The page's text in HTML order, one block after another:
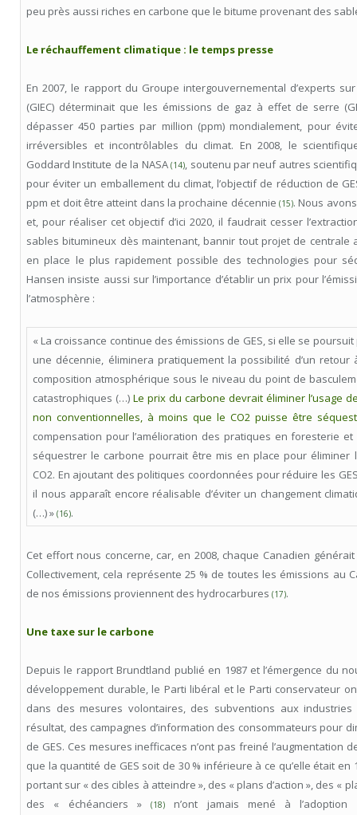
peu près aussi riches en carbone que le bitume provenant des
Le réchauffement climatique : le temps presse
En 2007, le rapport du Groupe intergouvernemental d’experts
(GIEC) déterminait que les émissions de gaz à effet de serre
dépasser 450 parties par million (ppm) mondialement, pour
irréversibles et incontrôlables du climat. En 2008, le
Goddard Institute de la NASA(14), soutenu par neuf autres
pour éviter un emballement du climat, l’objectif de réduction de
ppm et doit être atteint dans la prochaine décennie (15). Nous
et, pour réaliser cet objectif d’ici 2020, il faudrait cesser
sables bitumineux dès maintenant, bannir tout projet de centrale
en place le plus rapidement possible des technologies pour
Hansen insiste aussi sur l’importance d’établir un prix pour
l’atmosphère :
« La croissance continue des émissions de GES, si elle se
une décennie, éliminera pratiquement la possibilité d’un
composition atmosphérique sous le niveau du point de
catastrophiques (…) Le prix du carbone devrait éliminer l’usage
non conventionnelles, à moins que le CO2 puisse être
compensation pour l’amélioration des pratiques en foresterie
séquestrer le carbone pourrait être mis en place pour éliminer
CO2. En ajoutant des politiques coordonnées pour réduire les
il nous apparaît encore réalisable d’éviter un changement
(…) » (16).
Cet effort nous concerne, car, en 2008, chaque Canadien
Collectivement, cela représente 25 % de toutes les émissions au
de nos émissions proviennent des hydrocarbures (17).
Une taxe sur le carbone
Depuis le rapport Brundtland publié en 1987 et l’émergence du
développement durable, le Parti libéral et le Parti conservateur
dans des mesures volontaires, des subventions aux
résultat, des campagnes d’information des consommateurs pour
de GES. Ces mesures inefficaces n’ont pas freiné l’augmentation
que la quantité de GES soit de 30 % inférieure à ce qu’elle était en
portant sur « des cibles à atteindre », des « plans d’action », des «
des « échéanciers »(18)
n’ont jamais mené à l’adoption